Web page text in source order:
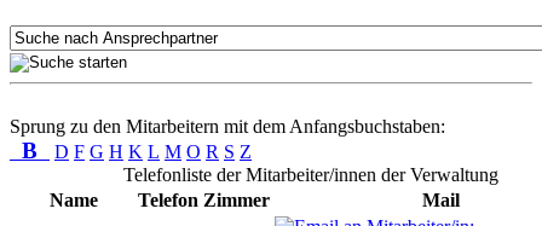
Sprung zu den Mitarbeitern mit dem Anfangsbuchstaben:
B D F G H K L M O R S Z
Telefonliste der Mitarbeiter/innen der Verwaltung
Name
Telefon Zimmer
Mail